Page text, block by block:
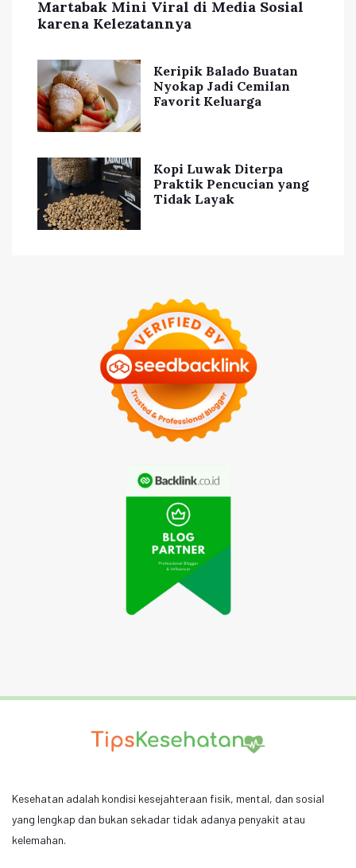
Martabak Mini Viral di Media Sosial
karena Kelezatannya
Keripik Balado Buatan
Nyokap Jadi Cemilan
Favorit Keluarga
Kopi Luwak Diterpa
Praktik Pencucian yang
Tidak Layak
Kesehatan adalah kondisi kesejahteraan fisik, mental, dan sosial
yang lengkap dan bukan sekadar tidak adanya penyakit atau
kelemahan.